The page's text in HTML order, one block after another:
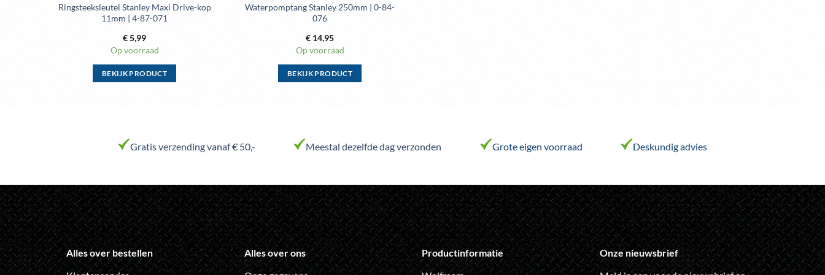
Ringsteeksleutel Stanley Maxi Drive-kop
11mm | 4-87-071
€5,99
Op voorraad
BEKIJK PRODUCT
variaties.
kan
gekozen
worden
op
de
productpagina
Waterpomptang Stanley 250mm | 0-84-
076
€ 14,95
Op voorraad
BEKIJK PRODUCT
variaties.
kan
gekozen
worden
op
de
productpagina
Gratis verzending vanaf € 50,- Meestal dezelfde dag verzonden Grote eigen voorraad Deskundig advies
Alles over bestellen
Alles over ons
Productinformatie
Onze nieuwsbrief